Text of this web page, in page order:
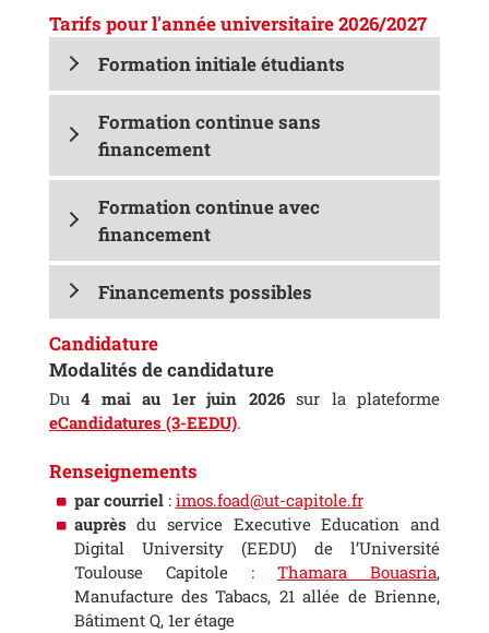
Tarifs pour l'année universitaire 2026/2027
Formation initiale étudiants
Formation continue sans
financement
Formation continue avec
financement
Financements possibles
Candidature
Modalités de candidature
Du4 mai au 1er juin 2026sur la plateforme
eCandidatures (3-EEDU).
Renseignements
par courriel: imos.foad@ut-capitole.fr
auprèsdu service Executive Education and
Digital University (EEDU) de l’Université
Toulouse Capitole : Thamara Bouasria,
Manufacture des Tabacs, 21 allée de Brienne,
Bâtiment Q, 1er étage